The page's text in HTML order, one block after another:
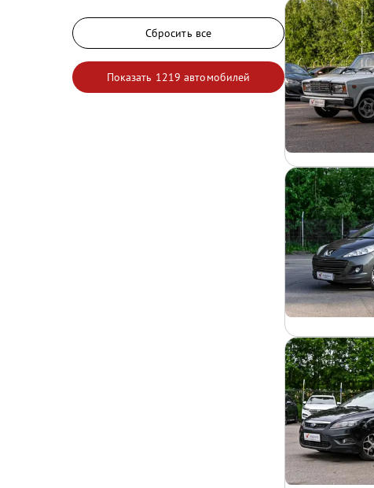
Сбросить все
Показать 1219 автомобилей